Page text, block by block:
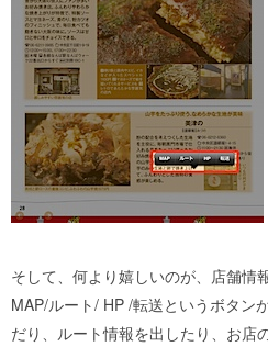
そして、何より嬉しいのが、店舗情
MAP/ルート/ HP /転送というボタン
だり、ルート情報を出したり、お店